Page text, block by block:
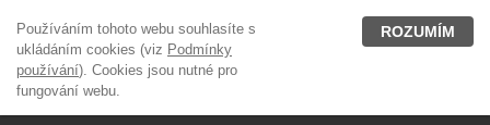
Používáním tohoto webu souhlasíte s
ukládáním cookies (viz Podmínky
používání). Cookies jsou nutné pro
fungování webu.
ROZUMÍM